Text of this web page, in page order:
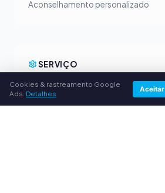
Aconselhamento personalizado
SERVIÇO
Sobre nós
Cookies & rastreamento Google
Ads. Detalhes Aceitar